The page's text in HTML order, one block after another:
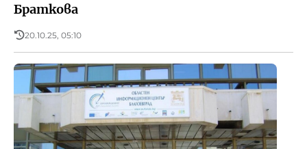
Браткова
20.10.25, 05:10